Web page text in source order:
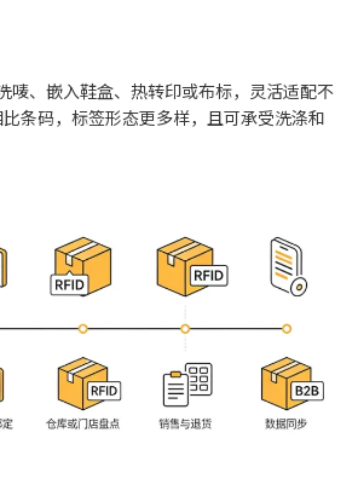
唛、嵌入鞋盒、热转印或布标，灵活适配不
条码，标签形态更多样，且可承受洗涤和